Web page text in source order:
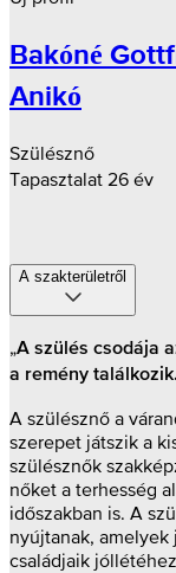
Bakóné
Anikó
Szülésznő
Tapasztalat 26 év
A szakterületről
„A szülés csodája
a remény találkozik.
A szülésznő a
szerepet játszik a
szülésznők
nőket a terhesség
időszakban is. A
nyújtanak,
családjaik